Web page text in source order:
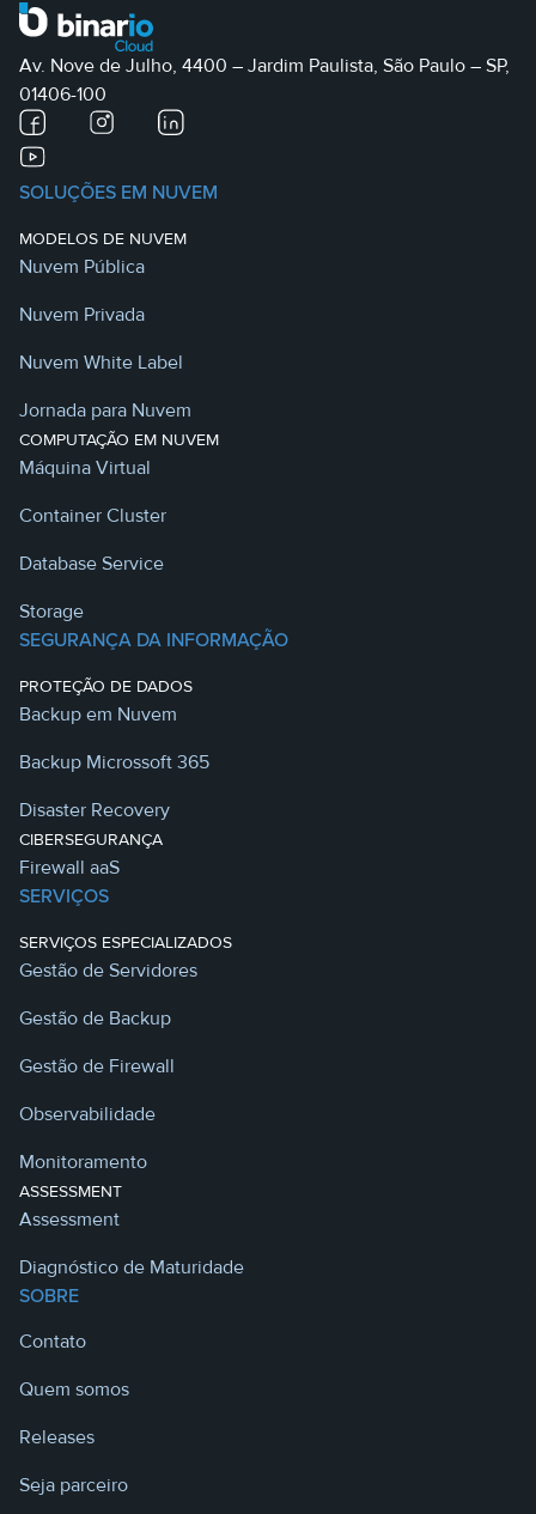
Av. Nove de Julho, 4400 – Jardim Paulista, São Paulo – SP,
01406-100
SOLUÇÕES EM NUVEM
MODELOS DE NUVEM
Nuvem Pública
Nuvem Privada
Nuvem White Label
Jornada para Nuvem
COMPUTAÇÃO EM NUVEM
Máquina Virtual
Container Cluster
Database Service
Storage
SEGURANÇA DA INFORMAÇÃO
PROTEÇÃO DE DADOS
Backup em Nuvem
Backup Microssoft 365
Disaster Recovery
CIBERSEGURANÇA
Firewall aaS
SERVIÇOS
SERVIÇOS ESPECIALIZADOS
Gestão de Servidores
Gestão de Backup
Gestão de Firewall
Observabilidade
Monitoramento
ASSESSMENT
Assessment
Diagnóstico de Maturidade
SOBRE
Contato
Quem somos
Releases
Seja parceiro